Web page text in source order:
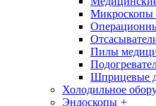
Микроскопы
Пилы
Шприцевые
Холодильное
Эндоскопы +